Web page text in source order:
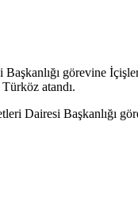
görevine
atandı.
Dairesi Başkanlığı